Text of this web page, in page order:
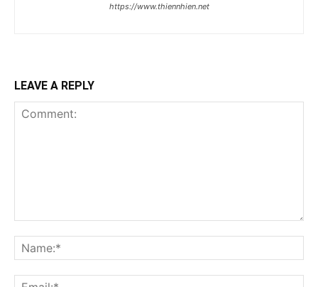
https://www.thiennhien.net
LEAVE A REPLY